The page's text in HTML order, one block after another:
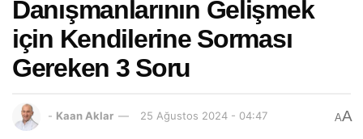
Danışmanlarının Gelişmek
için Kendilerine Sorması
Gereken 3 Soru
- Kaan Aklar 25 Ağustos 2024 - 04:47 AA